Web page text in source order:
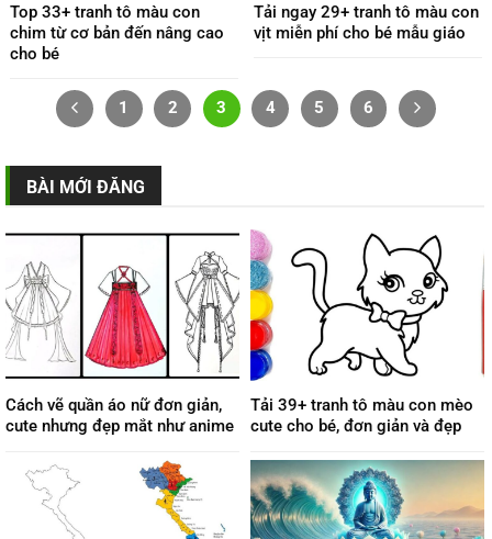
Top 33+ tranh tô màu con
chim từ cơ bản đến nâng cao
cho bé
Tải ngay 29+ tranh tô màu con
vịt miễn phí cho bé mẫu giáo
1 2 3 4 5 6
BÀI MỚI ĐĂNG
Cách vẽ quần áo nữ đơn giản,
cute nhưng đẹp mắt như anime
Tải 39+ tranh tô màu con mèo
cute cho bé, đơn giản và đẹp